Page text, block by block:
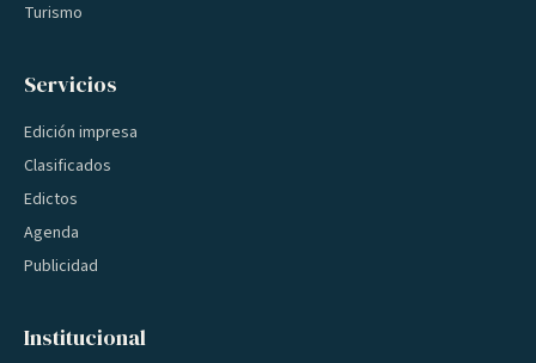
Turismo
Servicios
Edición impresa
Clasificados
Edictos
Agenda
Publicidad
Institucional